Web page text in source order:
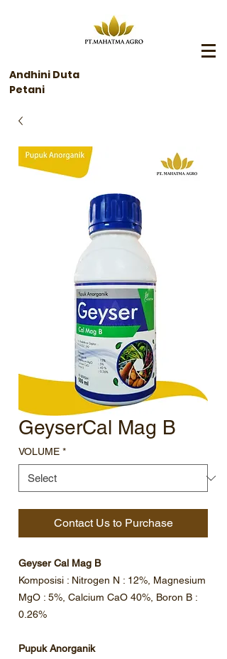
Andhini Duta
Petani
GeyserCal Mag B
VOLUME *
Contact Us to Purchase
Geyser Cal Mag B
Komposisi : Nitrogen N : 12%, Magnesium
MgO : 5%, Calcium CaO 40%, Boron B :
0.26%
Pupuk Anorganik